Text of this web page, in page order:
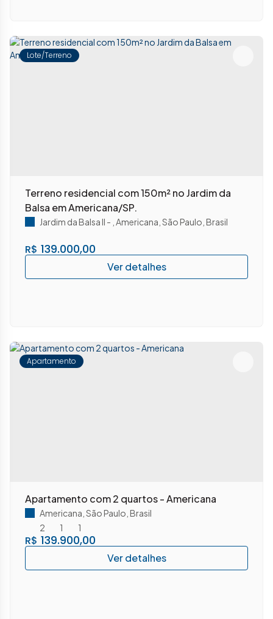
Lote/Terreno
Terreno residencial com 150m² no Jardim da
Balsa em Americana/SP.
R$ 139.000,00
Jardim da Balsa II Americana São Paulo Brasil
Apartamento
Apartamento com 2 quartos - Americana
R$ 139.900,00
Americana São Paulo Brasil
2
1 1